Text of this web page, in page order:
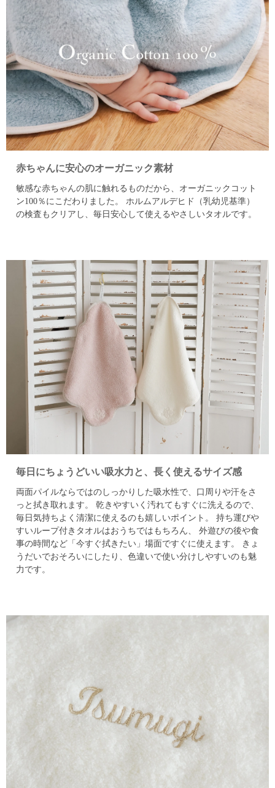
赤ちゃんに安心のオーガニック素材
敏感な赤ちゃんの肌に触れるものだから、オーガニックコット
ン100％にこだわりました。
ホルムアルデヒド（乳幼児基準）
の検査もクリアし、毎日安心して使えるやさしいタオルです。
毎日にちょうどいい吸水力と、長く使えるサイズ感
両面パイルならではのしっかりした吸水性で、口周りや汗をさ
っと拭き取れます。
乾きやすいく汚れてもすぐに洗えるので、
毎日気持ちよく清潔に使えるのも嬉しいポイント。
持ち運びや
すいループ付きタオルはおうちではもちろん、
外遊びの後や食
事の時間など「今すぐ拭きたい」場面ですぐに使えます。
きょ
うだいでおそろいにしたり、色違いで使い分けしやすいのも魅
力です。